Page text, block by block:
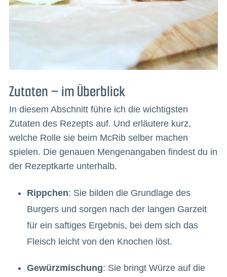
Zutaten – im Überblick
In diesem Abschnitt führe ich die wichtigsten
Zutaten des Rezepts auf. Und erläutere kurz,
welche Rolle sie beim McRib selber machen
spielen. Die genauen Mengenangaben findest du in
der Rezeptkarte unterhalb.
Rippchen: Sie bilden die Grundlage des
Burgers und sorgen nach der langen Garzeit
für ein saftiges Ergebnis, bei dem sich das
Fleisch leicht von den Knochen löst.
Gewürzmischung: Sie bringt Würze auf die